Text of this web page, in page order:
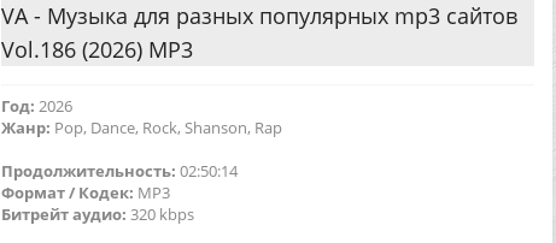
VA - Музыка для разных популярных mp3 сайтов
Vol.186 (2026) MP3
Год: 2026
Жанр: Pop, Dance, Rock, Shanson, Rap
Продолжительность: 02:50:14
Формат / Кодек: MP3
Битрейт аудио: 320 kbps